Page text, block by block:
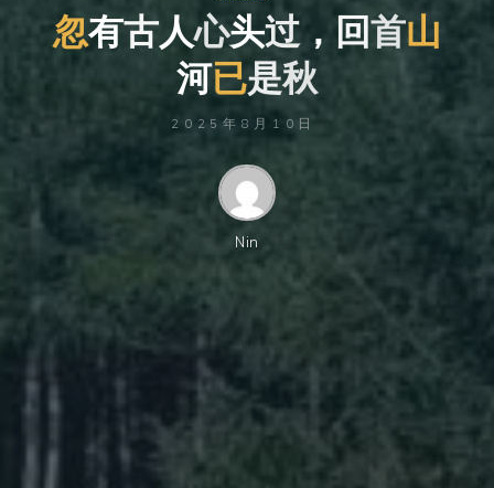
忽有古人心头过 ，回首山
河已是秋
2025年8月10日
Nin